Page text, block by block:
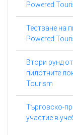
Powered
Тестване на
Powered
Втори рунд
пилотните
Tourism
Търговско-
участие в